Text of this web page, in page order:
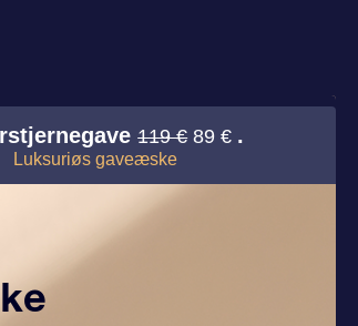
119 € 89 € .
Luksuriøs gaveæske